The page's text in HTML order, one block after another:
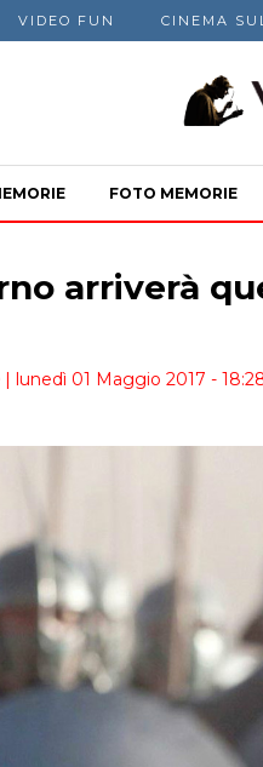
VIDEO FUN CINEMA
FOTO MEMORIE
arriverà
| lunedì 01 Maggio 2017 -